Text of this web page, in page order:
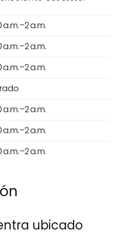
a.m.–2 a.m.
a.m.–2 a.m.
a.m.–2 a.m.
a.m.–2 a.m.
a.m.–2 a.m.
a.m.–2 a.m.
ubicado